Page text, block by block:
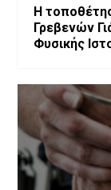
Η
Γρεβενών Γιάννη
Φυσικής